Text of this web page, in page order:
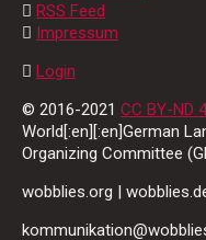
RSS Feed
Impressum
Login
© 2016-2021 CC BY-ND
World[:en][:en]German
Organizing Committee
wobblies.org |